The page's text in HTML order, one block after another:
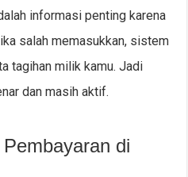
informasi penting karena
salah memasukkan, sistem
tagihan milik kamu. Jadi
dan masih aktif.
di